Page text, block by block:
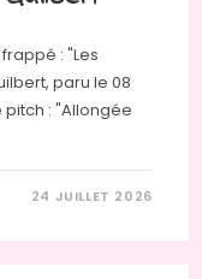
: "Les
paru le 08
pitch : "Allongée
24 JUILLET 2026